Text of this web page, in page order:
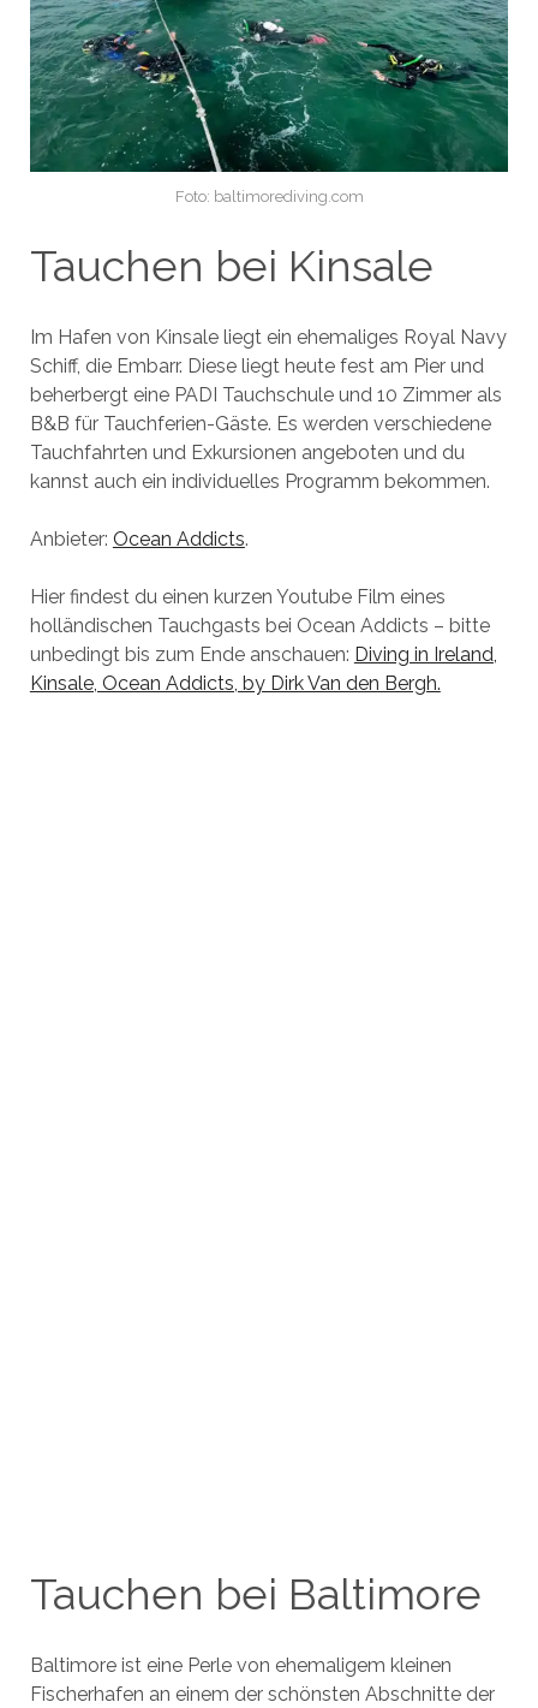
Foto: baltimorediving.com
Tauchen bei Kinsale
Im Hafen von Kinsale liegt ein ehemaliges Royal Navy
Schiff, die Embarr. Diese liegt heute fest am Pier und
beherbergt eine PADI Tauchschule und 10 Zimmer als
B&B für Tauchferien-Gäste. Es werden verschiedene
Tauchfahrten und Exkursionen angeboten und du
kannst auch ein individuelles Programm bekommen.
Anbieter: Ocean Addicts.
Hier findest du einen kurzen Youtube Film eines
holländischen Tauchgasts bei Ocean Addicts – bitte
unbedingt bis zum Ende anschauen: Diving in Ireland,
Kinsale, Ocean Addicts, by Dirk Van den Bergh.
Tauchen bei Baltimore
Baltimore ist eine Perle von ehemaligem kleinen
Fischerhafen an einem der schönsten Abschnitte der